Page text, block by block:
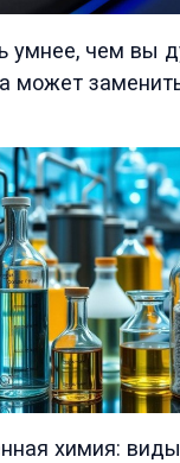
чем вы
может
химия: